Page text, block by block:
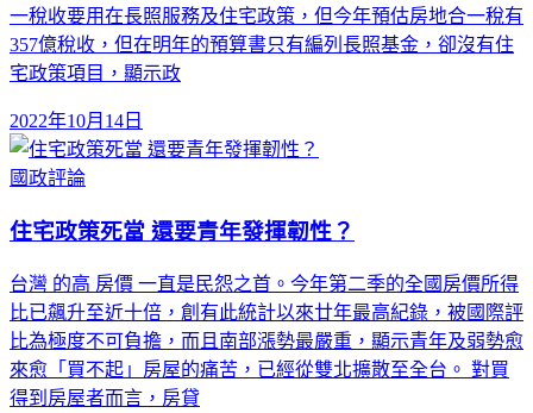
一稅收要用在長照服務及住宅政策，但今年預估房地合一稅有
357億稅收，但在明年的預算書只有編列長照基金，卻沒有住
宅政策項目，顯示政
2022年10月14日
國政評論
住宅政策死當 還要青年發揮韌性？
台灣 的高 房價 一直是民怨之首。今年第二季的全國房價所得
比已飆升至近十倍，創有此統計以來廿年最高紀錄，被國際評
比為極度不可負擔，而且南部漲勢最嚴重，顯示青年及弱勢愈
來愈「買不起」房屋的痛苦，已經從雙北擴散至全台。 對買
得到房屋者而言，房貸